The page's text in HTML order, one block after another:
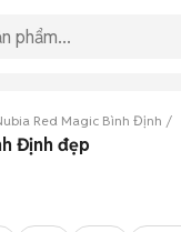
Red Magic Bình Định
Định đẹp